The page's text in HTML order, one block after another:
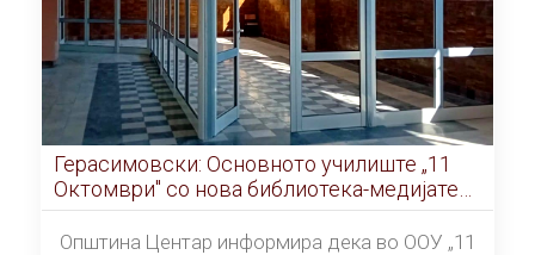
Герасимовски: Основното училиште „11
Октомври" со нова библиотека-медијатека
од септември
Општина Центар информира дека во ООУ „11